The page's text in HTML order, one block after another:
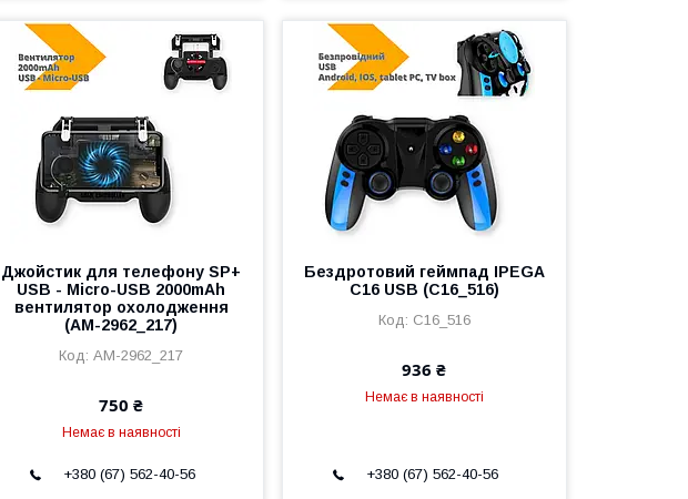
Джойстик для телефону SP+
USB - Micro-USB 2000mAh
вентилятор охолодження
(AM-2962_217)
AM-2962_217
750 ₴
Немає в наявності
+380 (67) 562-40-56
Бездротовий геймпад IPEGA
C16 USB (C16_516)
C16_516
936 ₴
Немає в наявності
+380 (67) 562-40-56